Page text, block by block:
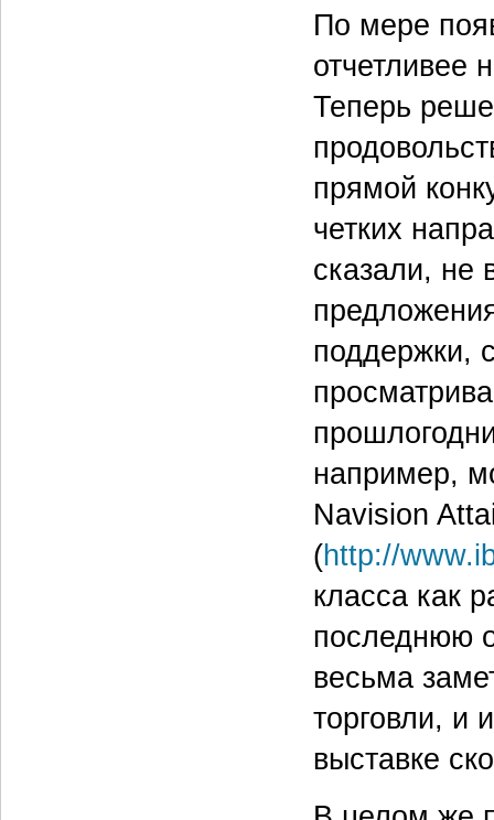
По мере
отчетливее
Теперь
прямой
четких
сказали, не
поддержки,
например,
Navision
(http://
класса как
последнюю
весьма
торговли, и
выставке